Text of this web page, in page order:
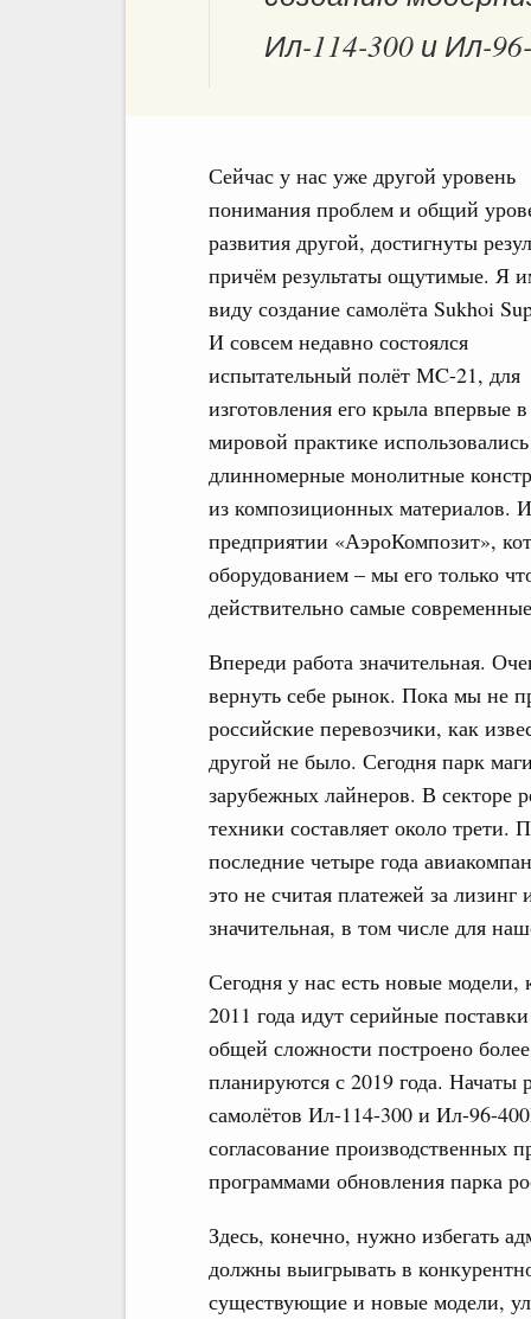
Ил-114-300 и Ил-
Сейчас у нас уже другой уровень
понимания проблем и общий
развития другой, достигнуты
причём результаты ощутимые. Я
виду создание самолёта Sukhoi
И совсем недавно состоялся
испытательный полёт МC-21, для
изготовления его крыла впервые в
мировой практике использовались
длинномерные монолитные
из композиционных материалов.
предприятии «АэроКомпозит»,
оборудованием – мы его только
действительно самые
Впереди работа значительная.
вернуть себе рынок. Пока мы не
российские перевозчики, как
другой не было. Сегодня парк
зарубежных лайнеров. В секторе
техники составляет около
последние четыре года
это не считая платежей за
значительная, в том числе для
Сегодня у нас есть новые модели,
2011 года идут серийные
общей сложности построено
планируются с 2019 года.
самолётов Ил-114-300 и Ил-96-
согласование производственных
программами обновления парка
Здесь, конечно, нужно избегать
должны выигрывать в
существующие и новые модели,